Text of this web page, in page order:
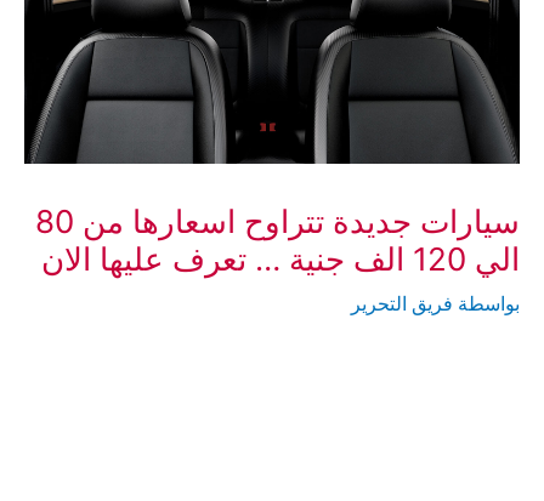
سيارات جديدة تتراوح اسعارها من 80
الي 120 الف جنية … تعرف عليها الان
بواسطة فريق التحرير